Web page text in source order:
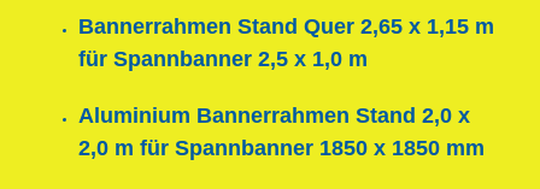
Bannerrahmen Stand Quer 2,65 x 1,15 m
für Spannbanner 2,5 x 1,0 m
Aluminium Bannerrahmen Stand 2,0 x
2,0 m für Spannbanner 1850 x 1850 mm